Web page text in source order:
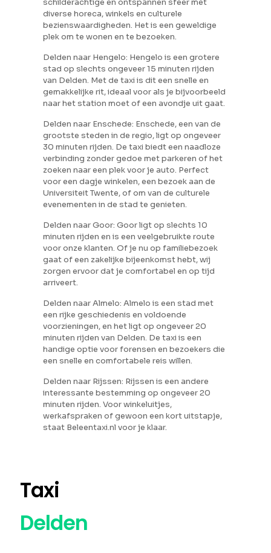
schilderachtige en ontspannen sfeer met
diverse horeca, winkels en culturele
bezienswaardigheden. Het is een geweldige
plek om te wonen en te bezoeken.
Delden naar Hengelo: Hengelo is een grotere
stad op slechts ongeveer 15 minuten rijden
van Delden. Met de taxi is dit een snelle en
gemakkelijke rit, ideaal voor als je bijvoorbeeld
naar het station moet of een avondje uit gaat.
Delden naar Enschede: Enschede, een van de
grootste steden in de regio, ligt op ongeveer
30 minuten rijden. De taxi biedt een naadloze
verbinding zonder gedoe met parkeren of het
zoeken naar een plek voor je auto. Perfect
voor een dagje winkelen, een bezoek aan de
Universiteit Twente, of om van de culturele
evenementen in de stad te genieten.
Delden naar Goor: Goor ligt op slechts 10
minuten rijden en is een veelgebruikte route
voor onze klanten. Of je nu op familiebezoek
gaat of een zakelijke bijeenkomst hebt, wij
zorgen ervoor dat je comfortabel en op tijd
arriveert.
Delden naar Almelo: Almelo is een stad met
een rijke geschiedenis en voldoende
voorzieningen, en het ligt op ongeveer 20
minuten rijden van Delden. De taxi is een
handige optie voor forensen en bezoekers die
een snelle en comfortabele reis willen.
Delden naar Rijssen: Rijssen is een andere
interessante bestemming op ongeveer 20
minuten rijden. Voor winkeluitjes,
werkafspraken of gewoon een kort uitstapje,
staat Beleentaxi.nl voor je klaar.
Taxi
Delden